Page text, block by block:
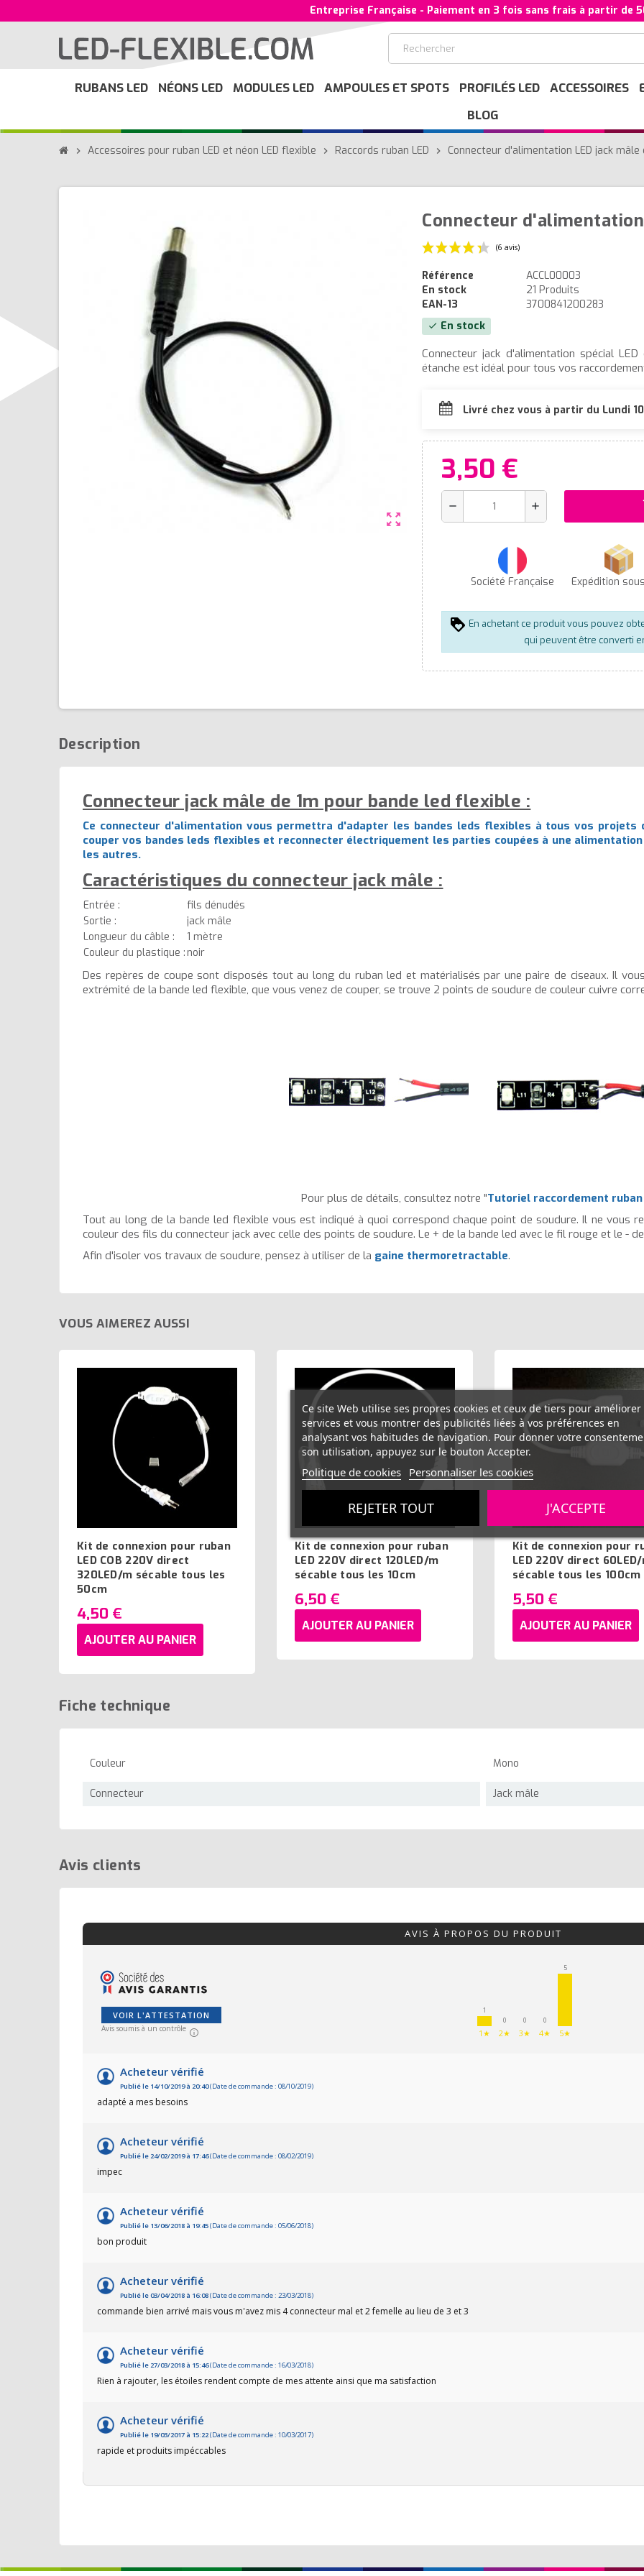
Entreprise Française - Paiement en 3 fois sans frais à partir de
RUBANS LED NÉONS LED MODULES LED AMPOULES ET SPOTS PROFILÉS LED ACCESSOIRES
BLOG
chevron_right Accessoires pour ruban LED et néon LED flexible chevron_right Raccords ruban LED chevron_right Connecteur d'alimentation LED jack mâle
zoom_out_map
Connecteur
Référence
ACCL00003
En stock
21 Produits
EAN-13
3700841200283
check En stock
Connecteur jack d'alimentation spécial
étanche est idéal pour tous vos
Livré chez vous à partir du Lundi
3,50 €
remove add
Société Française Expédition
En achetant ce produit vous pouvez
qui peuvent être converti
Description
Connecteur jack mâle de 1m pour bande led flexible :
Ce connecteur d'alimentation vous permettra d'adapter les bandes leds flexibles à tous vos
couper vos bandes leds flexibles et reconnecter électriquement les parties coupées à une
les autres.
Caractéristiques du connecteur jack mâle :
Entrée :
fils dénudés
Sortie :
jack mâle
Longueur du câble :
1 mètre
Couleur du plastique :noir
Des repères de coupe sont disposés tout au long du ruban led et matérialisés par une paire de ciseaux. Il
extrémité de la bande led flexible, que vous venez de couper, se trouve 2 points de soudure de couleur cuivre
Pour plus de détails, consultez notre "Tutoriel raccordement
Tout au long de la bande led flexible vous est indiqué à quoi correspond chaque point de soudure. Il ne vous
couleur des fils du connecteur jack avec celle des points de soudure. Le + de la bande led avec le fil rouge et le -
Afin d'isoler vos travaux de soudure, pensez à utiliser de la gaine thermoretractable.
VOUS AIMEREZ AUSSI
Kit de connexion pour ruban
LED COB 220V direct
320LED/m sécable tous les
50cm
4,50 €
AJOUTER AU PANIER
Kit de connexion pour ruban
LED 220V direct 120LED/m
sécable tous les 10cm
6,50 €
AJOUTER AU PANIER
Kit de connexion pour
LED 220V direct
sécable tous les 100cm
5,50 €
AJOUTER AU PANIER
Fiche technique
Couleur Mono
Connecteur Jack mâle
Avis clients
AVIS À PROPOS DU PRODUIT
VOIR L'ATTESTATION
Avis soumis à un contrôle
1
1★
0
2★
0
3★
0
4★
5
5★
Acheteur vérifié
Publié le 14/10/2019 à 20:40(Date de commande : 08/10/2019)
adapté a mes besoins
Acheteur vérifié
Publié le 24/02/2019 à 17:46(Date de commande : 08/02/2019)
impec
Acheteur vérifié
Publié le 13/06/2018 à 19:45(Date de commande : 05/06/2018)
bon produit
Acheteur vérifié
Publié le 03/04/2018 à 16:08(Date de commande : 23/03/2018)
commande bien arrivé mais vous m'avez mis 4 connecteur mal et 2 femelle au lieu de 3 et 3
Acheteur vérifié
Publié le 27/03/2018 à 15:46(Date de commande : 16/03/2018)
Rien à rajouter, les étoiles rendent compte de mes attente ainsi que ma satisfaction
Acheteur vérifié
Publié le 19/03/2017 à 15:22(Date de commande : 10/03/2017)
rapide et produits impéccables
Ce site Web utilise ses propres cookies et ceux de tiers pour améliorer
services et vous montrer des publicités liées à vos préférences en
analysant vos habitudes de navigation. Pour donner votre
son utilisation, appuyez sur le bouton Accepter.
Politique de cookies Personnaliser les cookies
REJETER TOUT J'ACCEPTE